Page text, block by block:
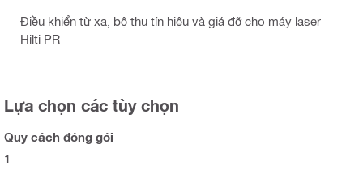
Điều khiển từ xa, bộ thu tín hiệu và giá đỡ cho máy laser
Hilti PR
Lựa chọn các tùy chọn
Quy cách đóng gói
1